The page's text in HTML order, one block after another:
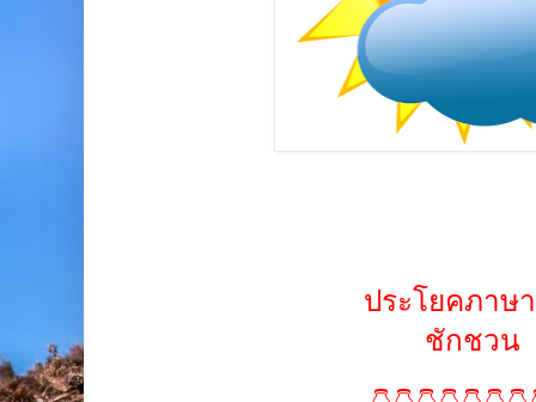
ประโยคภาษ
ชักชวน